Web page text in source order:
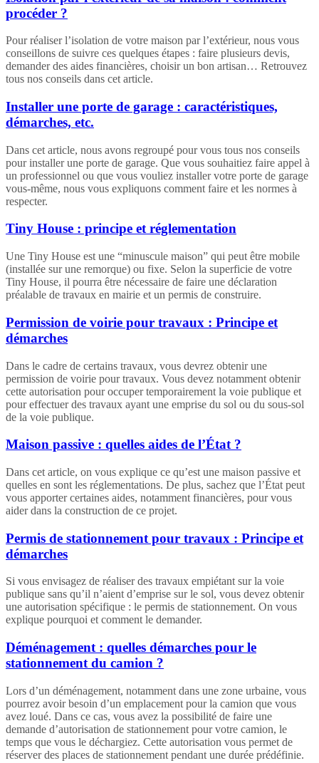
procéder ?
Pour réaliser l’isolation de votre maison par l’extérieur, nous vous
conseillons de suivre ces quelques étapes : faire plusieurs devis,
demander des aides financières, choisir un bon artisan… Retrouvez
tous nos conseils dans cet article.
Installer une porte de garage : caractéristiques,
démarches, etc.
Dans cet article, nous avons regroupé pour vous tous nos conseils
pour installer une porte de garage. Que vous souhaitiez faire appel à
un professionnel ou que vous vouliez installer votre porte de garage
vous-même, nous vous expliquons comment faire et les normes à
respecter.
Tiny House : principe et réglementation
Une Tiny House est une “minuscule maison” qui peut être mobile
(installée sur une remorque) ou fixe. Selon la superficie de votre
Tiny House, il pourra être nécessaire de faire une déclaration
préalable de travaux en mairie et un permis de construire.
Permission de voirie pour travaux : Principe et
démarches
Dans le cadre de certains travaux, vous devrez obtenir une
permission de voirie pour travaux. Vous devez notamment obtenir
cette autorisation pour occuper temporairement la voie publique et
pour effectuer des travaux ayant une emprise du sol ou du sous-sol
de la voie publique.
Maison passive : quelles aides de l’État ?
Dans cet article, on vous explique ce qu’est une maison passive et
quelles en sont les réglementations. De plus, sachez que l’État peut
vous apporter certaines aides, notamment financières, pour vous
aider dans la construction de ce projet.
Permis de stationnement pour travaux : Principe et
démarches
Si vous envisagez de réaliser des travaux empiétant sur la voie
publique sans qu’il n’aient d’emprise sur le sol, vous devez obtenir
une autorisation spécifique : le permis de stationnement. On vous
explique pourquoi et comment le demander.
Déménagement : quelles démarches pour le
stationnement du camion ?
Lors d’un déménagement, notamment dans une zone urbaine, vous
pourrez avoir besoin d’un emplacement pour la camion que vous
avez loué. Dans ce cas, vous avez la possibilité de faire une
demande d’autorisation de stationnement pour votre camion, le
temps que vous le déchargiez. Cette autorisation vous permet de
réserver des places de stationnement pendant une durée prédéfinie.